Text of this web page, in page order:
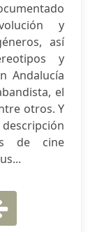
y
así
y
Andalucía
el
otros. Y
de cine